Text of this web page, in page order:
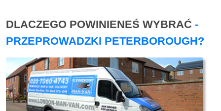
DLACZEGO POWINIENEŚ WYBRAĆ -
PRZEPROWADZKI PETERBOROUGH?